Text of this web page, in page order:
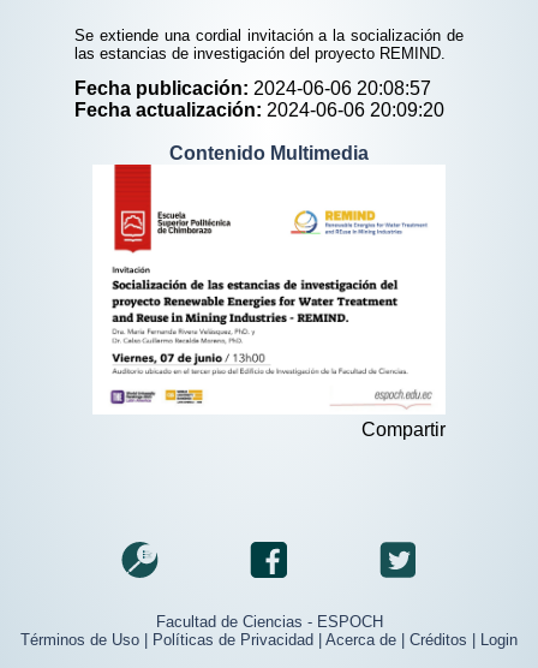
Se extiende una cordial invitación a la socialización de
las estancias de investigación del proyecto REMIND.
Fecha publicación: 2024-06-06 20:08:57
Fecha actualización: 2024-06-06 20:09:20
Contenido Multimedia
Compartir
Facultad de Ciencias - ESPOCH
Términos de Uso
Políticas de Privacidad Acerca de Créditos Login